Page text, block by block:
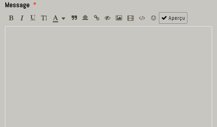
Message
Aperçu